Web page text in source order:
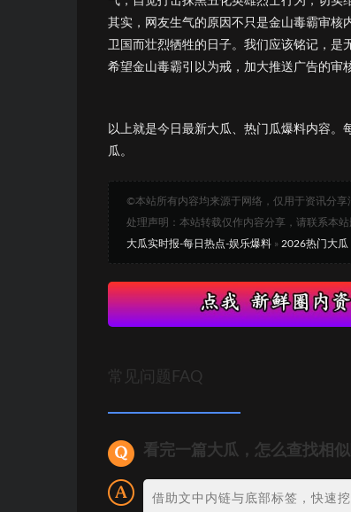
其实，网友生气的原因不只是金山毒霸审核
卫国而壮烈牺牲的日子。我们应该铭记，是
希望金山毒霸引以为戒，加大推送广告的审
以上就是今日最新大瓜、热门瓜爆料内容
瓜。
©本站所有内容均来源于网络，仅用于资讯分享
处理声明：本站转载仅作内容分享，请联系本
大瓜实时报-每日热点-娱乐爆料 » 2026热门大瓜
常见问题FAQ
看完一篇大瓜，怎么查找相
借助文中内链与底部标签，快速